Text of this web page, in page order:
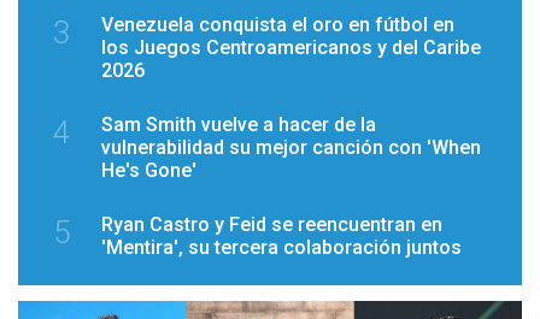
3
Venezuela conquista el oro en fútbol en
los Juegos Centroamericanos y del Caribe
2026
4
Sam Smith vuelve a hacer de la
vulnerabilidad su mejor canción con 'When
He's Gone'
5
Ryan Castro y Feid se reencuentran en
'Mentira', su tercera colaboración juntos